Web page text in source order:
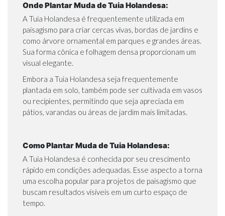
Onde Plantar Muda de Tuia Holandesa:
A Tuia Holandesa é frequentemente utilizada em
paisagismo para criar cercas vivas, bordas de jardins e
como árvore ornamental em parques e grandes áreas.
Sua forma cônica e folhagem densa proporcionam um
visual elegante.
Embora a Tuia Holandesa seja frequentemente
plantada em solo, também pode ser cultivada em vasos
ou recipientes, permitindo que seja apreciada em
pátios, varandas ou áreas de jardim mais limitadas.
Como Plantar Muda de Tuia Holandesa:
A Tuia Holandesa é conhecida por seu crescimento
rápido em condições adequadas. Esse aspecto a torna
uma escolha popular para projetos de paisagismo que
buscam resultados visíveis em um curto espaço de
tempo.